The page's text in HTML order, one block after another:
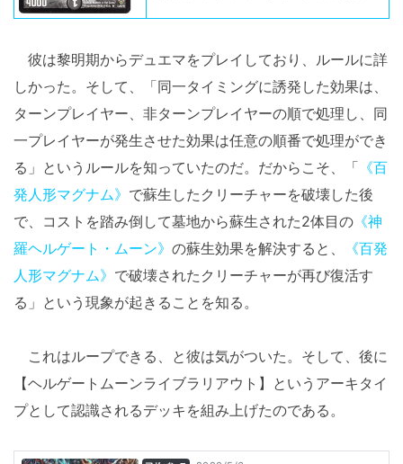
彼は黎明期からデュエマをプレイしており、ルールに詳
しかった。そして、「同一タイミングに誘発した効果は、
ターンプレイヤー、非ターンプレイヤーの順で処理し、同
一プレイヤーが発生させた効果は任意の順番で処理ができ
る」というルールを知っていたのだ。だからこそ、「 《百
発人形マグナム》 で蘇生したクリーチャーを破壊した後
で、コストを踏み倒して墓地から蘇生された2体目の 《神
羅ヘルゲート・ムーン》 の蘇生効果を解決すると、
《百発
人形マグナム》 で破壊されたクリーチャーが再び復活す
る」という現象が起きることを知る。
これはループできる、と彼は気がついた。そして、後に
【ヘルゲートムーンライブラリアウト】というアーキタイ
プとして認識されるデッキを組み上げたのである。